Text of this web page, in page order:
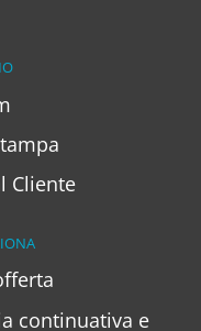
Cliente
continuativa e